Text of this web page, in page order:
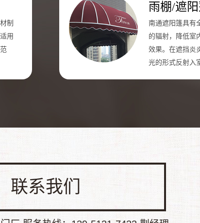
制
用
雨棚/遮
南通遮阳篷具有
的辐射，降低室
效果。在遮挡炎
光的形式反射入
联系我们